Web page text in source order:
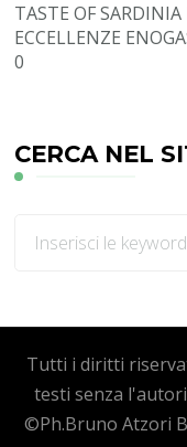
TASTE OF SARDINIA
ECCELLENZE
0
CERCA NEL
Tutti i diritti
testi senza
©Ph.Bruno Atzori